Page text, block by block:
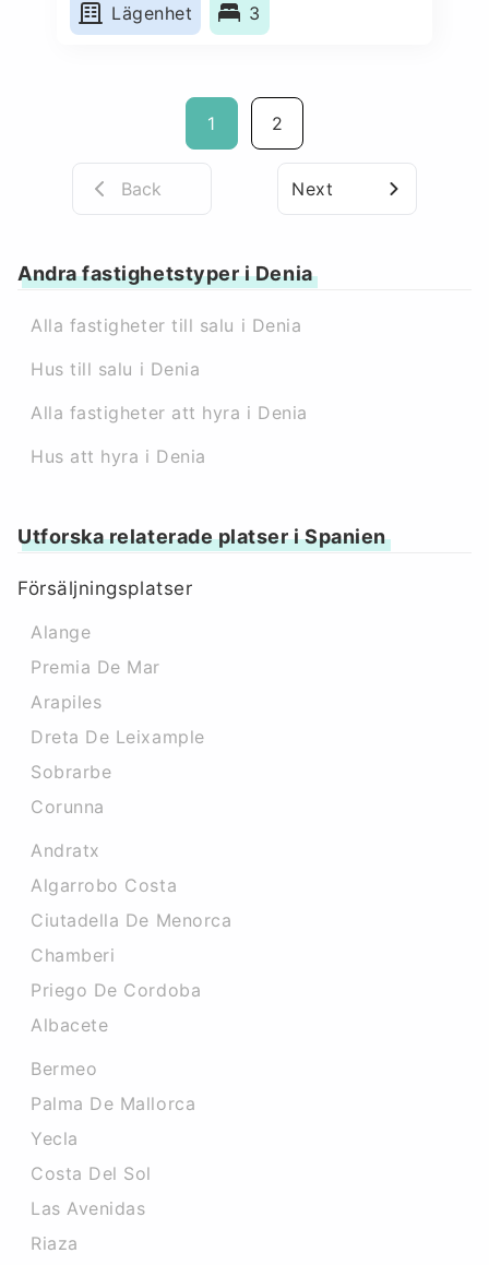
Lägenhet
3
1 2
Back Next
Andra fastighetstyper i Denia
Alla fastigheter till salu i Denia
Hus till salu i Denia
Alla fastigheter att hyra i Denia
Hus att hyra i Denia
Utforska relaterade platser i Spanien
Försäljningsplatser
Alange
Premia De Mar
Arapiles
Dreta De Leixample
Sobrarbe
Corunna
Andratx
Algarrobo Costa
Ciutadella De Menorca
Chamberi
Priego De Cordoba
Albacete
Bermeo
Palma De Mallorca
Yecla
Costa Del Sol
Las Avenidas
Riaza